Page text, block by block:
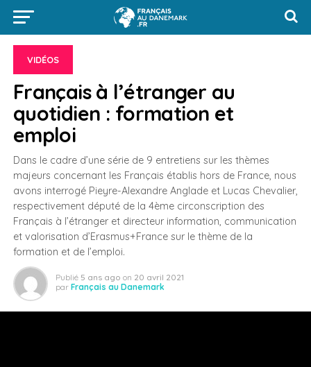
VIDÉOS
Français à l’étranger au
quotidien : formation et
emploi
Dans le cadre d’une série de 9 entretiens sur les thèmes
majeurs concernant les Français établis hors de France, nous
avons interrogé Pieyre-Alexandre Anglade et Lucas Chevalier,
respectivement député de la 4ème circonscription des
Français à l’étranger et directeur information, communication
et valorisation d’Erasmus+France sur le thème de la
formation et de l’emploi.
Publié 5 ans ago on 20 avril 2021
par Français au Danemark